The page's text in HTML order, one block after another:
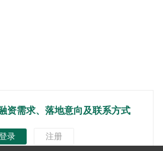
资需求、落地意向及联系方式
录 注册